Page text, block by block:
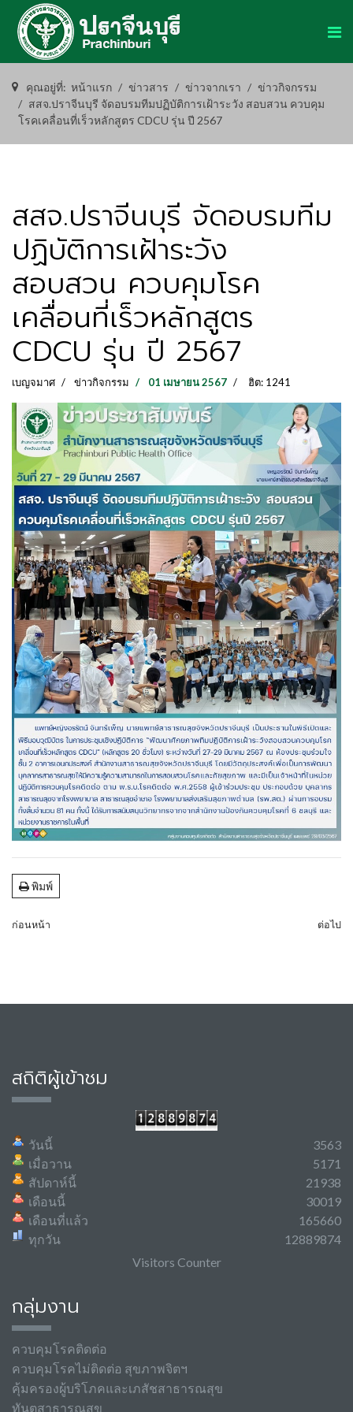
คุณอยู่ที่: หน้าแรก ข่าวสาร ข่าวจากเรา
ข่าวกิจกรรม
สสจ.ปราจีนบุรี จัดอบรมทีมปฏิบัติการเฝ้าระวัง สอบสวน ควบคุม
โรคเคลื่อนที่เร็วหลักสูตร CDCU รุ่น ปี 2567
สสจ.ปราจีนบุรี จัดอบรมทีม
ปฏิบัติการเฝ้าระวัง
สอบสวน ควบคุมโรค
เคลื่อนที่เร็วหลักสูตร
CDCU รุ่น ปี 2567
เบญจมาศ ข่าวกิจกรรม 01 เมษายน 2567 ฮิต: 1241
พิมพ์
ก่อนหน้า ต่อไป
สถิติผู้เข้าชม
วันนี้
เมื่อวาน
สัปดาห์นี้
เดือนนี้
เดือนที่แล้ว
ทุกวัน
3563
5171
21938
30019
165660
12889874
Visitors Counter
กลุ่มงาน
ควบคุมโรคติดต่อ
ควบคุมโรคไม่ติดต่อ สุขภาพจิตฯ
คุ้มครองผู้บริโภคและเภสัชสาธารณสุข
ทันตสาธารณสุข